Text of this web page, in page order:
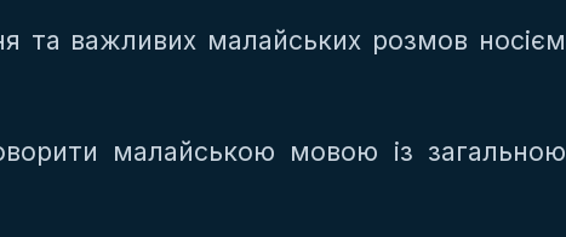
та важливих малайських розмов носієм
малайською мовою із загальною